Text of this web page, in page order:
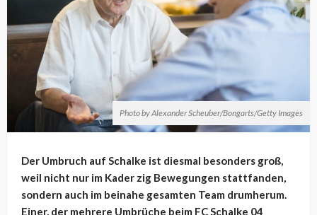
Photo by Alexander Scheuber/Bongarts/Getty Images
Der Umbruch auf Schalke ist diesmal besonders groß,
weil nicht nur im Kader zig Bewegungen stattfanden,
sondern auch im beinahe gesamten Team drumherum.
Einer, der mehrere Umbrüche beim FC Schalke 04